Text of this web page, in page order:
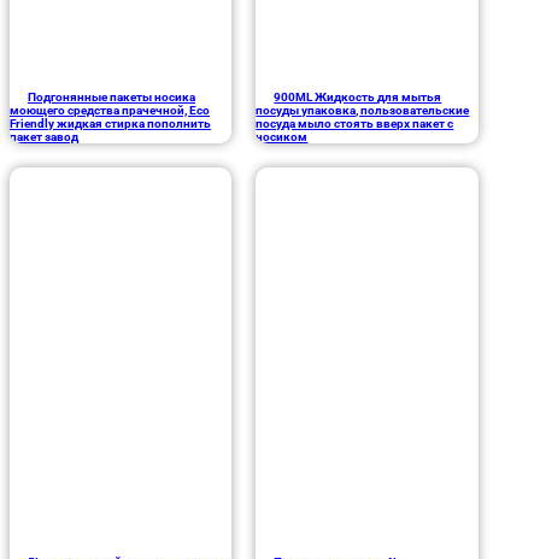
Подгонянные пакеты носика
моющего средства прачечной, Eco
Friendly жидкая стирка пополнить
пакет завод
900ML Жидкость для мытья
посуды упаковка, пользовательские
посуда мыло стоять вверх пакет с
носиком